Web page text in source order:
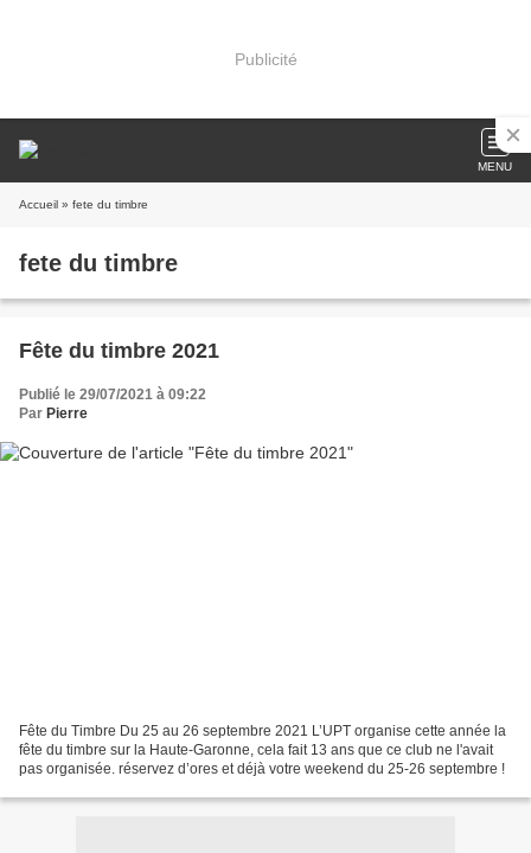
Publicité
MENU
Accueil » fete du timbre
fete du timbre
Fête du timbre 2021
Publié le 29/07/2021 à 09:22
Par Pierre
Fête du Timbre Du 25 au 26 septembre 2021 L’UPT organise cette année la
fête du timbre sur la Haute-Garonne, cela fait 13 ans que ce club ne l'avait
pas organisée. réservez d’ores et déjà votre weekend du 25-26 septembre !